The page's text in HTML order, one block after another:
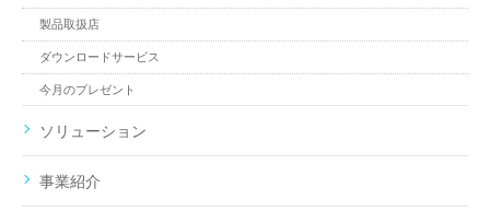
製品取扱店
ダウンロードサービス
今月のプレゼント
ソリューション
事業紹介